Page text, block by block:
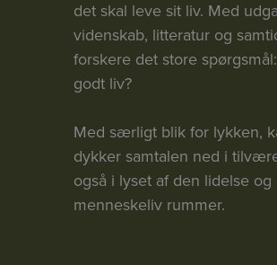
det skal leve sit liv. Med
videnskab, litteratur og
forskere det store
godt liv?
Med særligt blik for lykken,
dykker samtalen ned i
også i lyset af den lidelse
menneskeliv rummer.